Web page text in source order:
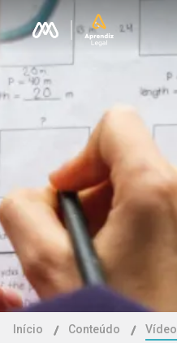
Início Conteúdo Vídeo